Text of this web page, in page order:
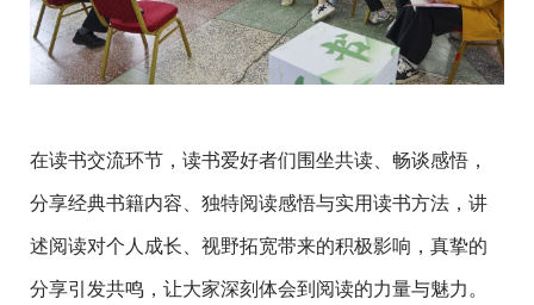
在读书交流环节，读书爱好者们围坐共读、畅谈感悟，
分享经典书籍内容、独特阅读感悟与实用读书方法，讲
述阅读对个人成长、视野拓宽带来的积极影响，真挚的
分享引发共鸣，让大家深刻体会到阅读的力量与魅力。